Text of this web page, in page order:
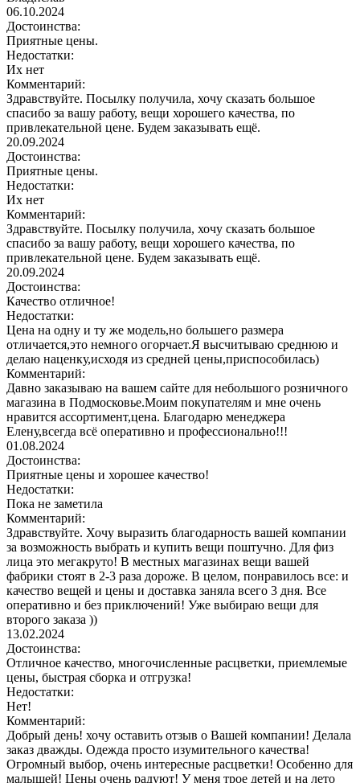
06.10.2024
Достоинства:
Приятные цены.
Недостатки:
Их нет
Комментарий:
Здравствуйте. Посылку получила, хочу сказать большое
спасибо за вашу работу, вещи хорошего качества, по
привлекательной цене. Будем заказывать ещё.
20.09.2024
Достоинства:
Приятные цены.
Недостатки:
Их нет
Комментарий:
Здравствуйте. Посылку получила, хочу сказать большое
спасибо за вашу работу, вещи хорошего качества, по
привлекательной цене. Будем заказывать ещё.
20.09.2024
Достоинства:
Качество отличное!
Недостатки:
Цена на одну и ту же модель,но большего размера
отличается,это немного огорчает.Я высчитываю среднюю и
делаю наценку,исходя из средней цены,приспособилась)
Комментарий:
Давно заказываю на вашем сайте для небольшого розничного
магазина в Подмосковье.Моим покупателям и мне очень
нравится ассортимент,цена. Благодарю менеджера
Елену,всегда всё оперативно и профессионально!!!
01.08.2024
Достоинства:
Приятные цены и хорошее качество!
Недостатки:
Пока не заметила
Комментарий:
Здравствуйте. Хочу выразить благодарность вашей компании
за возможность выбрать и купить вещи поштучно. Для физ
лица это мегакруто! В местных магазинах вещи вашей
фабрики стоят в 2-3 раза дороже. В целом, понравилось все: и
качество вещей и цены и доставка заняла всего 3 дня. Все
оперативно и без приключений! Уже выбираю вещи для
второго заказа ))
13.02.2024
Достоинства:
Отличное качество, многочисленные расцветки, приемлемые
цены, быстрая сборка и отгрузка!
Недостатки:
Нет!
Комментарий:
Добрый день! хочу оставить отзыв о Вашей компании! Делала
заказ дважды. Одежда просто изумительного качества!
Огромный выбор, очень интересные расцветки! Особенно для
малышей! Цены очень радуют! У меня трое детей и на лето